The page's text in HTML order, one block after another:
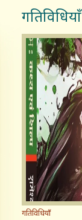
गतिविधियाँ
गतिविधियाँ